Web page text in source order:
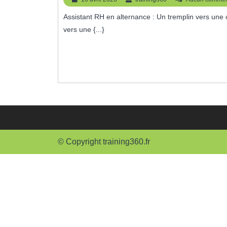
RH
avril
2026
Assistant RH en alternance : Un tremplin vers une carrière dynamique Assistant RH en alternance : Un tremplin
vers une {...}
© Copyright training360.fr